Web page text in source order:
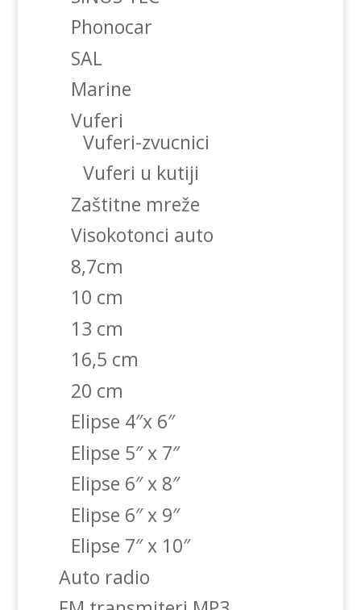
Phonocar
SAL
Marine
Vuferi
Vuferi-zvucnici
Vuferi u kutiji
Zaštitne mreže
Visokotonci auto
8,7cm
10 cm
13 cm
16,5 cm
20 cm
Elipse 4″x 6″
Elipse 5″ x 7″
Elipse 6″ x 8″
Elipse 6″ x 9″
Elipse 7″ x 10″
Auto radio